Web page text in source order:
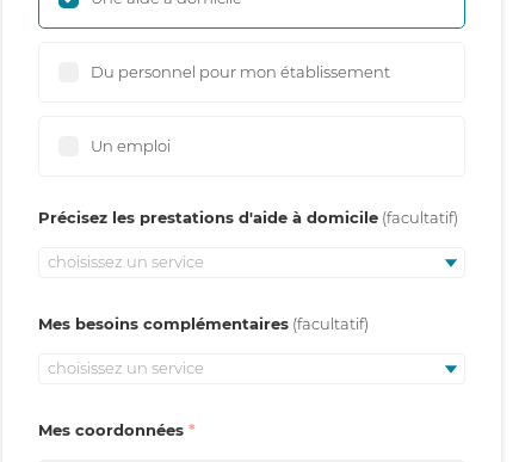
Du personnel pour mon établissement
Un emploi
Précisez les prestations d'aide à domicile
choisissez un service
Mes besoins complémentaires
choisissez un service
Mes coordonnées